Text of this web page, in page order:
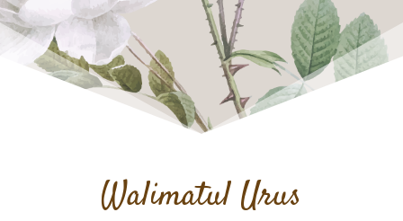
Walimatul Urus